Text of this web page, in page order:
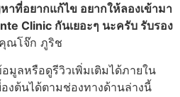
ที่อยากแก้ไข อยากให้ลองเข้ามา
Clinic กันเยอะๆ นะครับ รับรอง
ณโจ๊ก ภูริช
มูลหรือดูรีวิวเพิ่มเติมได้ภายใน
งต้นได้ตามช่องทางด้านล่างนี้